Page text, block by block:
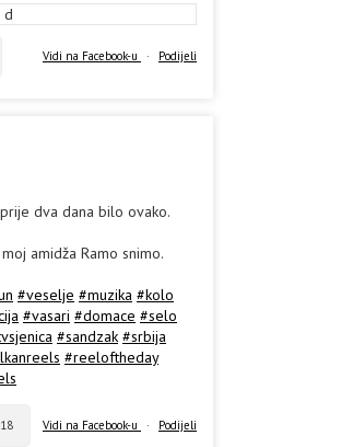
Vidi na Facebook-u · Podijeli
dva dana bilo ovako.
amidža Ramo snimo.
#veselje #muzika #kolo
#vasari #domace #selo
#sandzak #srbija
#reeloftheday
Vidi na Facebook-u · Podijeli
18